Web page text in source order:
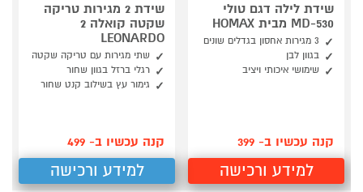
שידת לילה דגם טולי
MD-530 מבית HOMAX
3 מגירות אחסון בגדלים שונים
בגוון לבן
שימושי איכותי ויציב
קנה עכשיו ב- 399
למידע ורכישה
שידת 2 מגירות טריקה
שקטה קואלה 2
LEONARDO
שתי מגירות עם טריקה שקטה
רגלי ברזל בגוון שחור
גימור עץ בשילוב קנט שחור
קנה עכשיו ב- 499
למידע ורכישה